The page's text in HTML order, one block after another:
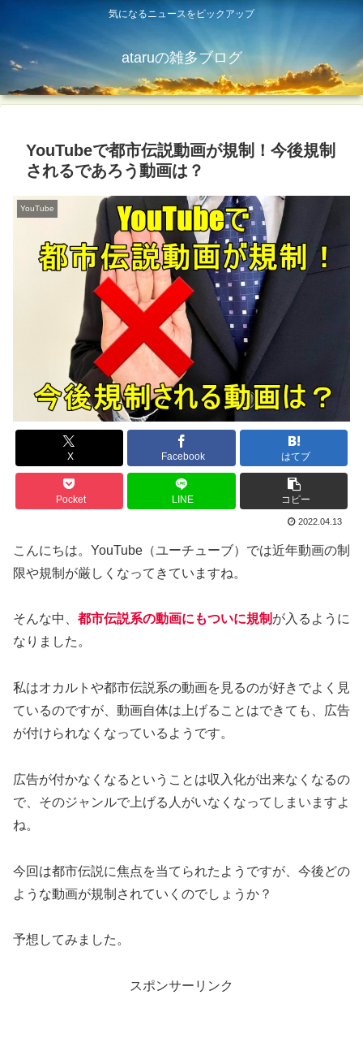
気になるニュースをピックアップ
ataruの雑多ブログ
YouTubeで都市伝説動画が規制！今後規制
されるであろう動画は？
YouTube
X Facebook はてブ
Pocket LINE コピー
2022.04.13
こんにちは。YouTube（ユーチューブ）では近年動画の制
限や規制が厳しくなってきていますね。
そんな中、 都市伝説系の動画にもついに規制 が入るように
なりました。
私はオカルトや都市伝説系の動画を見るのが好きでよく見
ているのですが、動画自体は上げることはできても、広告
が付けられなくなっているようです。
広告が付かなくなるということは収入化が出来なくなるの
で、そのジャンルで上げる人がいなくなってしまいますよ
ね。
今回は都市伝説に焦点を当てられたようですが、今後どの
ような動画が規制されていくのでしょうか？
予想してみました。
スポンサーリンク